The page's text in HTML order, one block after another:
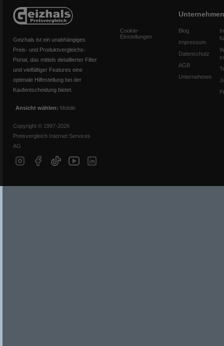
Geizhals ist ein unabhängiges
Preis- und Produktvergleichs-
Portal, das mittels detaillierter Filter
und vielfältiger Features eine
optimale Hilfestellung bei der
Kaufentscheidung bietet.
Ansicht wählen: Mobile
Copyright © 1997-2026
Preisvergleich Internet Services
AG
Cookie-
Einstellungen
Unternehmen
Blog
Impressum
Datenschutz
AGB
Unternehmen